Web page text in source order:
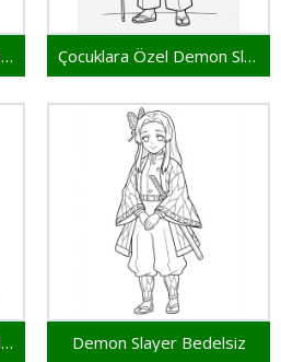
Ücretsiz Çıktı Alınabilir İblis Keser Çocuklara Özel Demon Slayer
Demon Slayer Ücretsiz İllüstrasyon Demon Slayer Bedelsiz